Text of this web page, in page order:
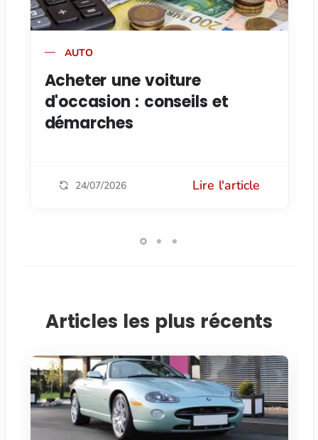
AUTO
Acheter une voiture
d'occasion : conseils et
démarches
24/07/2026 Lire l'article
Articles les plus récents